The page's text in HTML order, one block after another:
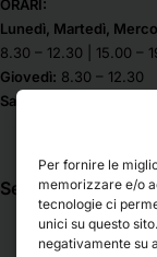
Per fornire le
memorizzare e/o
tecnologie ci
unici su questo
negativamente su
Colori
Colori ad
Colori
Colori per il
Colori per
Colori per
Sennelier
St Cuthberts
Stabilo
Tintoretto
Van Gogh
Viarco
ORARI:
Lunedì, Martedì,
8.30 – 12.30 | 15.00 –
Giovedì: 8.30 – 12.30
Sabato & Domenica
Seguici su